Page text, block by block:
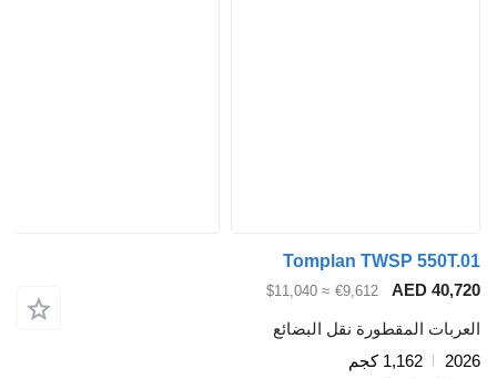
Tomplan TWSP 550T.01
AED 40,720
€9,612
≈ $11,040
العربات المقطورة نقل البضائع
2026
1,162 كجم